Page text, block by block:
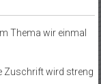
Thema wir einmal
Zuschrift wird streng